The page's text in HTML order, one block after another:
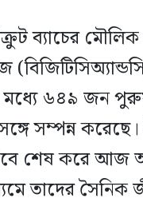
ব্যাচের মৌলিক
৬৪৯ জন
সম্পন্ন
শেষ করে আজ
তাদের